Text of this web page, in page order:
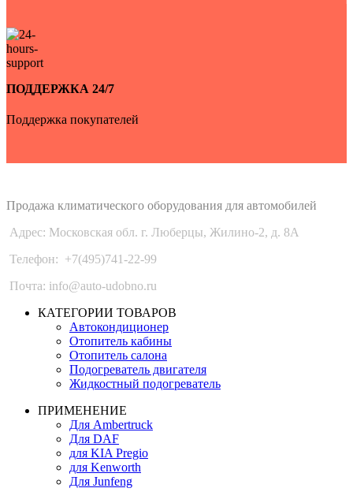
ПОДДЕРЖКА 24/7
Поддержка покупателей
Продажа климатического оборудования для автомобилей
Адрес: Московская обл. г. Люберцы, Жилино-2, д. 8A
Телефон: +7(495)741-22-99
Почта: info@auto-udobno.ru
КАТЕГОРИИ ТОВАРОВ
Автокондиционер
Отопитель кабины
Отопитель салона
Подогреватель двигателя
Жидкостный подогреватель
ПРИМЕНЕНИЕ
Для Ambertruck
Для DAF
для KIA Pregio
для Kenworth
Для Junfeng